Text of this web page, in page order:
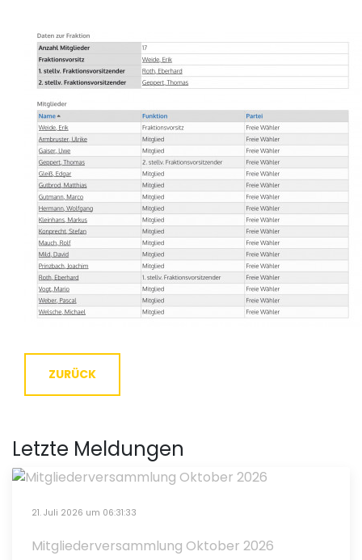
ZURÜCK
Letzte Meldungen
21. Juli 2026 um 06:31:33
Mitgliederversammlung Oktober 2026